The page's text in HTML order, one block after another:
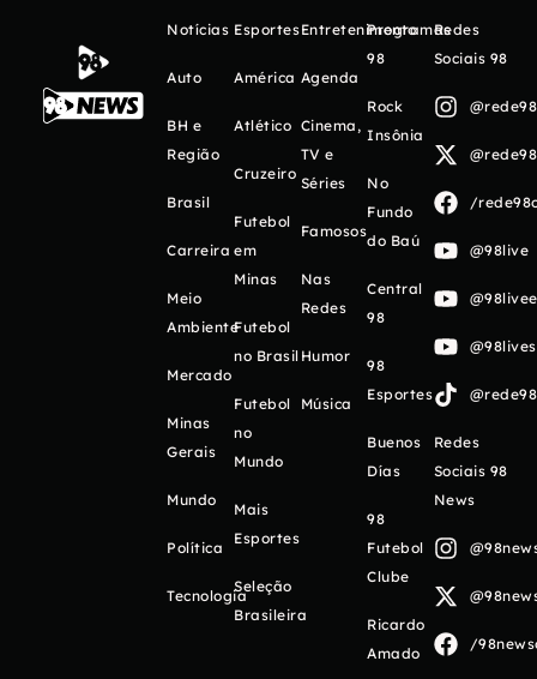
Notícias
Auto
BH e
Região
Brasil
Carreira
Meio
Ambiente
Mercado
Minas
Gerais
Mundo
Política
Tecnologia
Esportes
América
Atlético
Cruzeiro
Futebol
em
Minas
Futebol
no Brasil
Futebol
no
Mundo
Mais
Esportes
Seleção
Brasileira
Entretenimento
Agenda
Cinema,
TV e
Séries
Famosos
Nas
Redes
Humor
Música
Programas
98
Rock
Insônia
No
Fundo
do Baú
Central
98
98
Esportes
Buenos
Días
98
Futebol
Clube
Ricardo
Amado
Redes
Sociais 98
/
@98live
Redes
Sociais 98
News
/